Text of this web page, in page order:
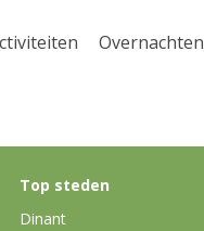
Overnachten
Top steden
Dinant